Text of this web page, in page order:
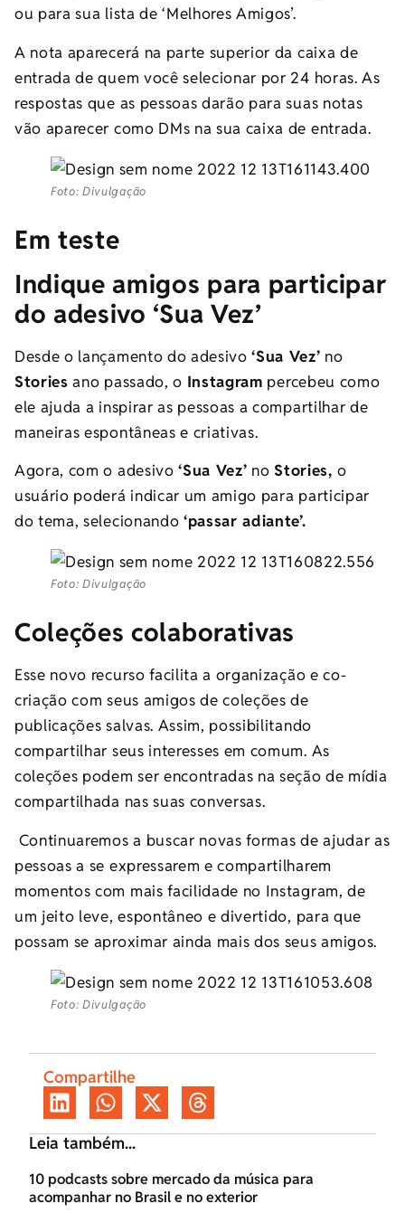
ou para sua lista de ‘Melhores Amigos’.
A nota aparecerá na parte superior da caixa de
entrada de quem você selecionar por 24 horas. As
respostas que as pessoas darão para suas notas
vão aparecer como DMs na sua caixa de entrada.
Foto: Divulgação
Em teste
Indique amigos para participar
do adesivo ‘Sua Vez’
Desde o lançamento do adesivo‘Sua Vez’ no
Stories ano passado, o Instagram percebeu como
ele ajuda a inspirar as pessoas a compartilhar de
maneiras espontâneas e criativas.
Agora, com o adesivo‘Sua Vez’ noStories,o
usuário poderá indicar um amigo para participar
do tema, selecionando ‘passar adiante’.
Foto: Divulgação
Coleções colaborativas
Esse novo recurso facilita a organização e co-
criação com seus amigos de coleções de
publicações salvas. Assim, possibilitando
compartilhar seus interesses em comum. As
coleções podem ser encontradas na seção de mídia
compartilhada nas suas conversas.
Continuaremos a buscar novas formas de ajudar as
pessoas a se expressarem e compartilharem
momentos com mais facilidade no Instagram, de
um jeito leve, espontâneo e divertido, para que
possam se aproximar ainda mais dos seus amigos.
Foto: Divulgação
Compartilhe
Leia também...
10 podcasts sobre mercado da música para
acompanhar no Brasil e no exterior